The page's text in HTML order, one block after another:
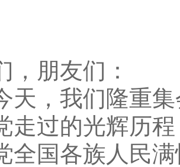
，朋友们：
我们隆重集
走过的光辉历
全国各族人民